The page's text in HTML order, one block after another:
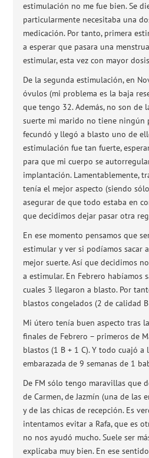
estimulación no me fue bien. Se
particularmente necesitaba una
medicación. Por tanto, primera
a esperar que pasara una
estimular, esta vez con mayor
De la segunda estimulación, en
óvulos (mi problema es la baja
que tengo 32. Además, no son de
suerte mi marido no tiene ningún
fecundó y llegó a blasto uno de
estimulación fue tan fuerte,
para que mi cuerpo se
implantación. Lamentablemente,
tenía el mejor aspecto (siendo
asegurar de que todo estaba en
que decidimos dejar pasar otra
En ese momento pensamos que
estimular y ver si podíamos sacar
mejor suerte. Así que decidimos
a estimular. En Febrero habíamos
cuales 3 llegaron a blasto. Por
blastos congelados (2 de calidad
Mi útero tenía buen aspecto tras
finales de Febrero – primeros de
blastos (1 B + 1 C). Y todo cuajó
embarazada de 9 semanas de 1
De FM sólo tengo maravillas que
de Carmen, de Jazmín (una de las
y de las chicas de recepción. Es
intentamos evitar a Rafa, que es
no nos ayudó mucho. Suele ser
explicaba muy bien. En ese